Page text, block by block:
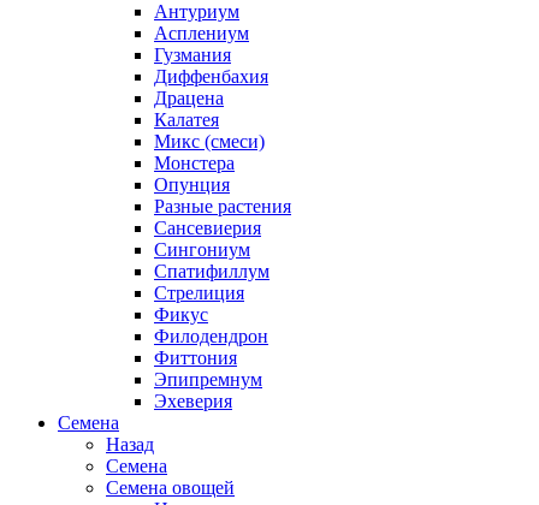
Антуриум
Асплениум
Гузмания
Диффенбахия
Драцена
Калатея
Микс (смеси)
Монстера
Опунция
Разные растения
Сансевиерия
Сингониум
Спатифиллум
Стрелиция
Фикус
Филодендрон
Фиттония
Эпипремнум
Эхеверия
Семена
Назад
Семена
Семена овощей